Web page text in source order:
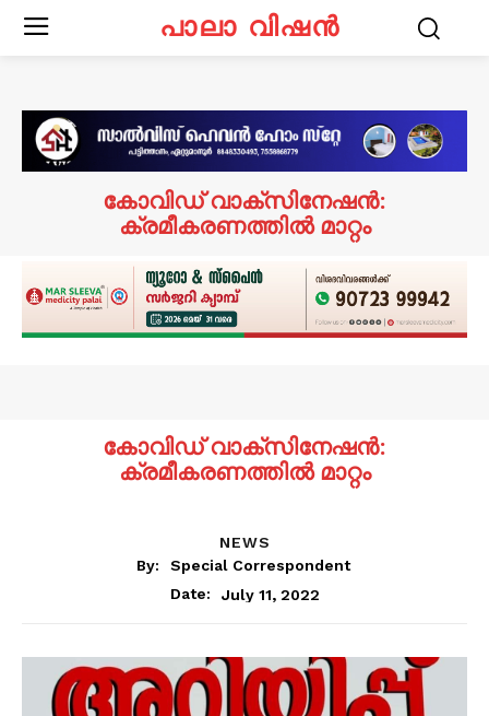
പാലാ വിഷൻ
കോവിഡ് വാക്‌സിനേഷൻ:
ക്രമീകരണത്തിൽ മാറ്റം
കോവിഡ് വാക്‌സിനേഷൻ:
ക്രമീകരണത്തിൽ മാറ്റം
NEWS
By:
Special Correspondent
Date:
July 11, 2022